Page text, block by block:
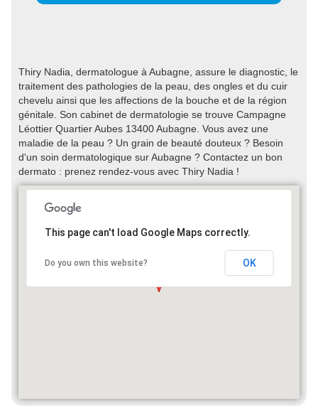
Thiry Nadia, dermatologue à Aubagne, assure le diagnostic, le
traitement des pathologies de la peau, des ongles et du cuir
chevelu ainsi que les affections de la bouche et de la région
génitale. Son cabinet de dermatologie se trouve Campagne
Léottier Quartier Aubes 13400 Aubagne. Vous avez une
maladie de la peau ? Un grain de beauté douteux ? Besoin
d'un soin dermatologique sur Aubagne ? Contactez un bon
dermato : prenez rendez-vous avec Thiry Nadia !
This page can't load Google Maps correctly.
Do you own this website? OK